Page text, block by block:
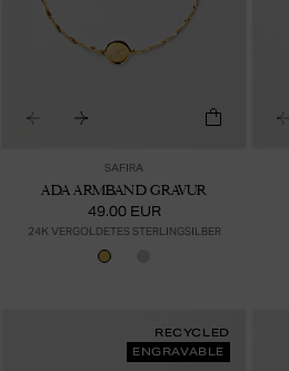
SAFIRA
ADA ARMBAND GRAVUR
49.00 EUR
24K VERGOLDETES STERLINGSILBER
RECYCLED
ENGRAVABLE